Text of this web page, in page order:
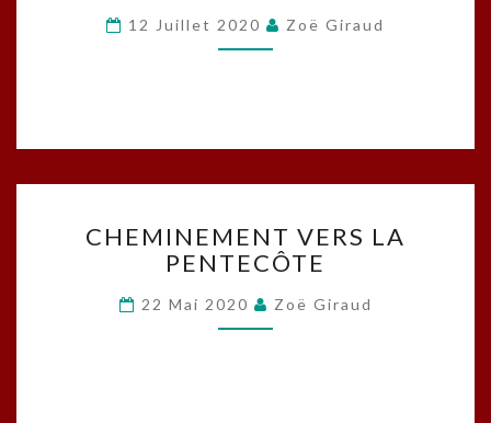
PARODIEN
2020
12 Juillet 2020 Zoë Giraud
VERS
LA
CHEMINEMENT VERS LA
PENTECÔTE
22 Mai 2020 Zoë Giraud